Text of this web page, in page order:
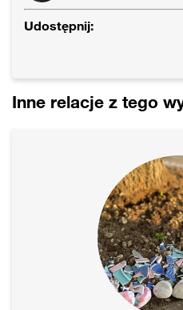
Udostępnij:
Inne relacje z tego